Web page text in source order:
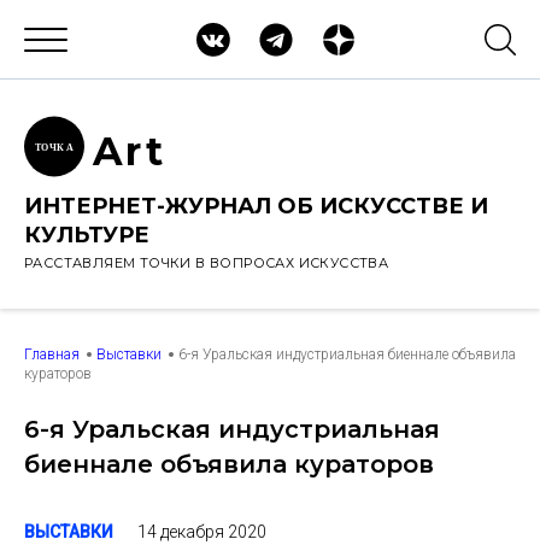
ТОЧК А Art
ИНТЕРНЕТ-ЖУРНАЛ ОБ ИСКУССТВЕ И
КУЛЬТУРЕ
РАССТАВЛЯЕМ ТОЧКИ В ВОПРОСАХ ИСКУССТВА
Главная Выставки
6-я Уральская индустриальная биеннале объявила
кураторов
6-я Уральская индустриальная
биеннале объявила кураторов
ВЫСТАВКИ 14 декабря 2020